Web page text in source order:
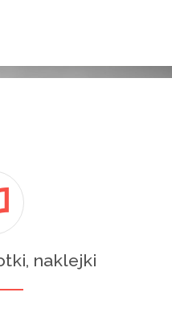
naklejki